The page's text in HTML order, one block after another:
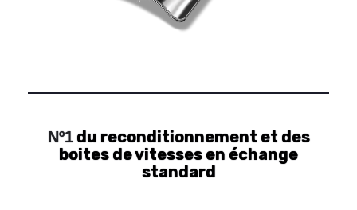
Nº1du reconditionnement et des
boites de vitesses en échange
standard